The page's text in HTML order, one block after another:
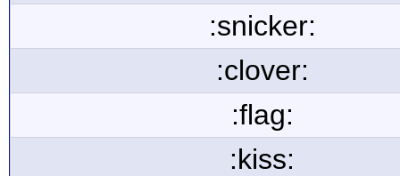
:snicker:
:clover:
:flag:
:kiss: